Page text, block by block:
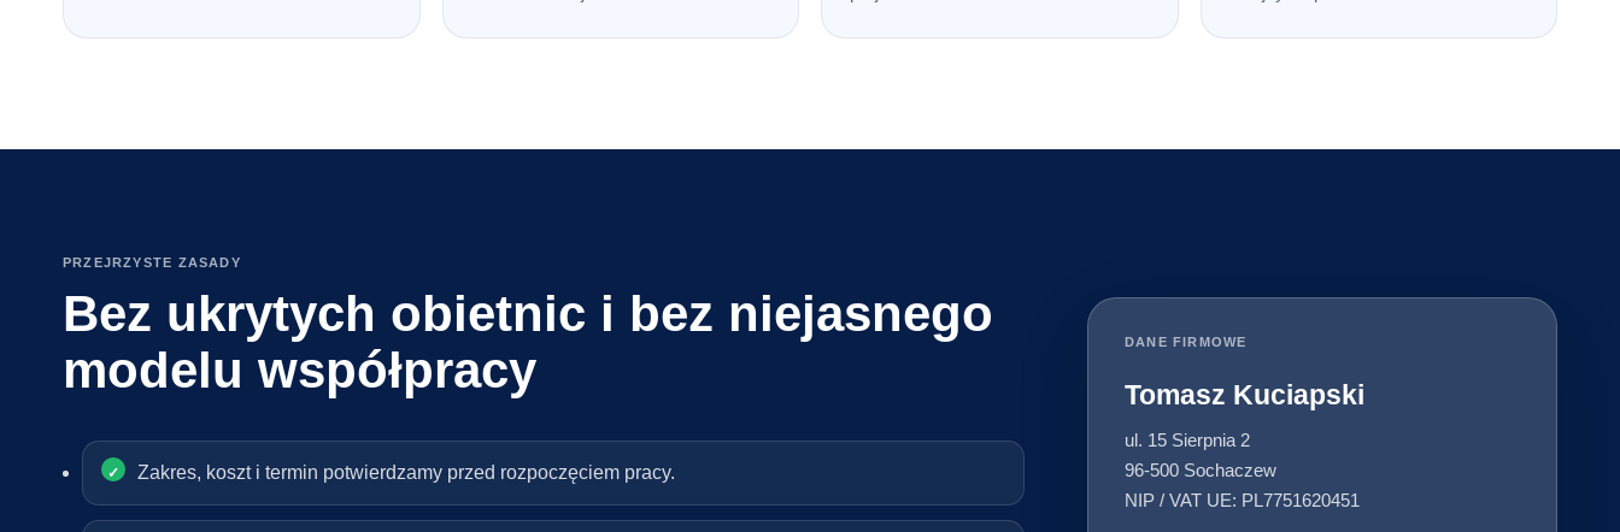
PRZEJRZYSTE ZASADY
Bez ukrytych obietnic i bez niejasnego
modelu współpracy
Zakres, koszt i termin potwierdzamy przed rozpoczęciem pracy.
DANE FIRMOWE
Tomasz Kuciapski
ul. 15 Sierpnia 2
96-500 Sochaczew
NIP / VAT UE: PL7751620451